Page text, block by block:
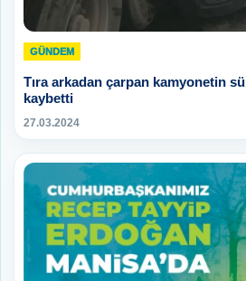
GÜNDEM
Tıra arkadan çarpan kamyonetin
kaybetti
27.03.2024